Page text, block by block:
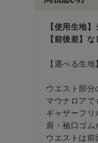
【使用生地
【前後差】な
【選べる生
ウエスト部分
マウナロアで
ギャザーフ
肩・袖口ゴ
ウエストは